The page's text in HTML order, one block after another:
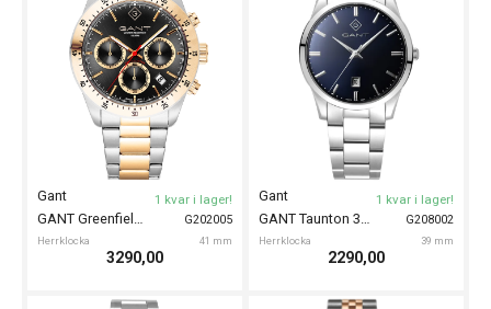
G202005
Gant
Herrklocka 41 mm
GANT Greenfield 41mm
1 kvar i lager!
3290,00
G208002
Gant
Herrklocka 39 mm
GANT Taunton 39mm
1 kvar i lager!
2290,00